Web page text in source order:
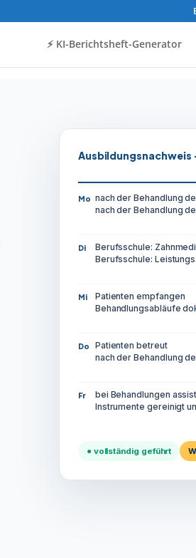
⚡️ KI-Berichtsheft-Generator
Ausbildungsnachweis
Mo nach der Behandlung
nach der Behandlung
Di
Berufsschule:
Berufsschule:
Mi
Patienten empfangen
Behandlungsabläufe
Do
Patienten betreut
nach der Behandlung
Fr
bei Behandlungen
Instrumente gereinigt
● vollständig geführt